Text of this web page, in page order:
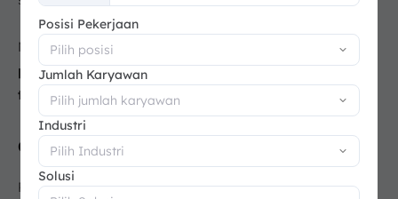
Mengabaikan faktor-faktor ini dapat menyebabkan
perhitungan yang tidak akurat dan target yang
tidak tercapai. Berikut penjelasan lebih rincinya:
a. Jarak Tempuh
Pertama, jarak dari tempat pengangkutan sampai
+62
Posisi Pekerjaan
Jumlah Karyawan
Industri
Solusi